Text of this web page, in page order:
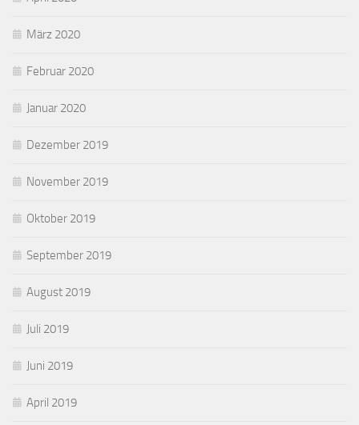
März 2020
Februar 2020
Januar 2020
Dezember 2019
November 2019
Oktober 2019
September 2019
August 2019
Juli 2019
Juni 2019
April 2019